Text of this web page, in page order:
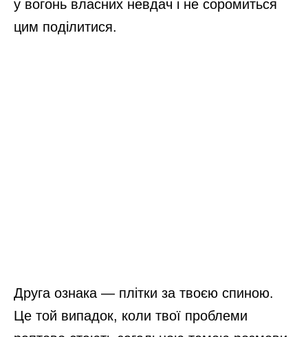
у вогонь власних невдач і не соромиться
цим поділитися.
Друга ознака — плітки за твоєю спиною.
Це той випадок, коли твої проблеми